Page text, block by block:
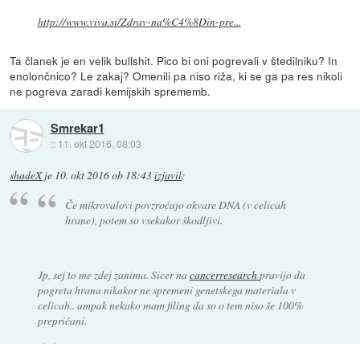
http://www.viva.si/Zdrav-na%C4%8Din-pre...
Ta članek je en velik bullshit. Pico bi oni pogrevali v štedilniku? In
enolončnico? Le zakaj? Omenili pa niso riža, ki se ga pa res nikoli
ne pogreva zaradi kemijskih sprememb.
Smrekar1
:: 11. okt 2016, 08:03
shadeXje 10. okt 2016 ob 18:43izjavil:
Če mikrovalovi povzročajo okvare DNA (v celicah
hrane), potem so vsekakor škodljivi.
Jp, sej to me zdej zanima. Sicer nacancerresearchpravijo da
pogreta hrana nikakor ne spremeni genetskega materiala v
celicah.. ampak nekako mam filing da so o tem niso še 100%
prepričani.